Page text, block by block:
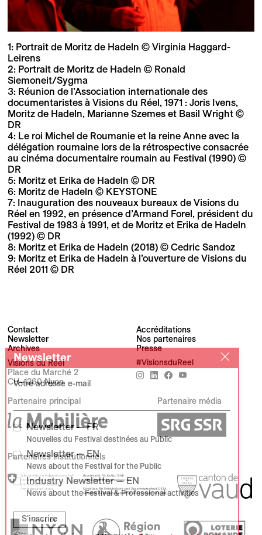
1: Portrait de Moritz de Hadeln © Virginia Haggard-
Leirens
2: Portrait de Moritz de Hadeln © Ronald
Siemoneit/Sygma
3: Réunion de l’Association internationale des
documentaristes à Visions du Réel, 1971 : Joris Ivens,
Moritz de Hadeln, Marianne Szemes et Basil Wright ©
DR
4: Le roi Michel de Roumanie et la reine Anne avec la
délégation roumaine lors de la rétrospective consacrée
au cinéma documentaire roumain au Festival (1990) ©
DR
5: Moritz et Erika de Hadeln © DR
6: Moritz de Hadeln © KEYSTONE
7: Inauguration des nouveaux bureaux de Visions du
Réel en 1992, en présence d’Armand Forel, président du
Festival de 1983 à 1991, et de Moritz et Erika de Hadeln
(1992) © DR
8: Moritz et Erika de Hadeln (2018) © Cedric Sandoz
9: Moritz et Erika de Hadeln à l’ouverture de Visions du
Réel 2011 © DR
Contact
Newsletter
Archives
Accréditations
Nos partenaires
Presse
Visions du Réel
Place du Marché 2
CH–1260 Nyon
#VisionsduReel
Partenaire principal Partenaire média
Partenaires institutionnels
Newsletter
Votre adresse e-mail
Newsletter — FR
Nouvelles du Festival destinées au Public
Newsletter — EN
News about the Festival for the Public
Industry Newsletter — EN
News about the Festival & Professional activities
S'inscrire